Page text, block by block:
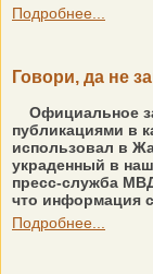
Подробнее...
Говори, да не
Официальное
публикациями в
использовал в
украденный в
пресс-служба
что информация
Подробнее...